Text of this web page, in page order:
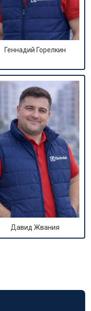
Геннадий Горелкин
Давид Жвания